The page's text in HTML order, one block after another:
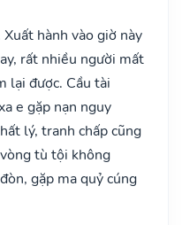
hành vào giờ này
rất nhiều người mất
lại được. Cầu tài
e gặp nạn nguy
lý, tranh chấp cũng
tù tội không
gặp ma quỷ cúng